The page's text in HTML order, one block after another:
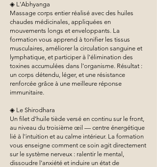
◈ L'Abhyanga
Massage corps entier réalisé avec des huiles
chaudes médicinales, appliquées en
mouvements longs et enveloppants. La
formation vous apprend à tonifier les tissus
musculaires, améliorer la circulation sanguine et
lymphatique, et participer à l'élimination des
toxines accumulées dans l'organisme. Résultat :
un corps détendu, léger, et une résistance
renforcée grâce à une meilleure réponse
immunitaire.
◈ Le Shirodhara
Un filet d'huile tiède versé en continu sur le front,
au niveau du troisième œil — centre énergétique
lié à l'intuition et au calme intérieur. La formation
vous enseigne comment ce soin agit directement
sur le système nerveux : ralentir le mental,
dissoudre l'anxiété et induire un état de